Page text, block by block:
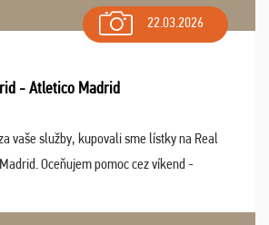
22.03.2026
- Atletico Madrid
vaše služby, kupovali sme lístky na Real
Oceňujem pomoc cez víkend -
Sedenie bolo dobré, štadión Barnabéu ...